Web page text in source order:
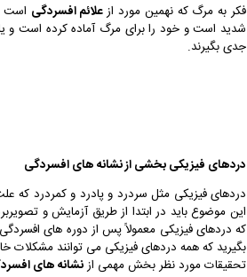
فکر به مرگ که نهمین مورد ازعلائم افسردگی است
شدید است و خود را برای مرگ آماده کرده است و یا
جدی بگیرند.
دردهای فیزیکی بخشی ازنشانه های افسردگی
دردهای فیزیکی مثل سردرد و پادرد و کمردرد
این موضوع باید در ابتدا از طریق آزمایش و
که دردهای فیزیکی معمولاً پس از دوره های
بگیرید که همه دردهای فیزیکی می توانند مشکلات
تحقیقات مورد نظر بخش مهمی ازنشانه های